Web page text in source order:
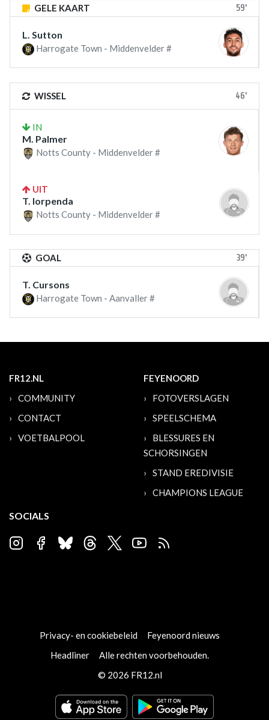
GELE KAART 59'
L. Sutton
Harrogate Town - Middenvelder #
WISSEL 46'
IN
M. Palmer
Notts County - Middenvelder #
UIT
T. Iorpenda
Notts County - Middenvelder #
GOAL 39'
T. Cursons
Harrogate Town - Aanvaller #
FR12.NL
COMMUNITY
CONTACT
VOETBALPOOL
FEYENOORD
FOTOVERSLAGEN
SPEELSCHEMA
BLESSURES EN
SCHORSINGEN
STAND EREDIVISIE
CHAMPIONS LEAGUE
SOCIALS
Privacy- en cookiebeleid
Feyenoord nieuws
Headliner
Alle rechten voorbehouden.
© 2026 FR12.nl